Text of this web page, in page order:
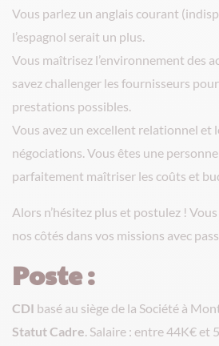
Vous parlez un anglais courant
l’espagnol serait un plus.
Vous maîtrisez l’environnement des
savez challenger les fournisseurs
prestations possibles.
Vous avez un excellent relationnel et
négociations. Vous êtes une
parfaitement maîtriser les coûts et
Alors n’hésitez plus et postulez !
nos côtés dans vos missions avec
Poste :
CDI basé au siège de la Société à
Statut Cadre. Salaire : entre 44K€ et